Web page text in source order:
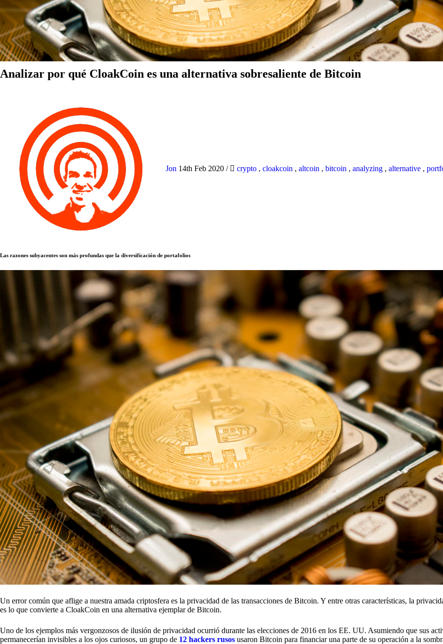
Analizar por qué CloakCoin es una alternativa sobresaliente de Bitcoin
Jon 14th Feb 2020 / crypto , cloakcoin , altcoin , bitcoin , analyzing , alternative ,
Las razones subyacentes son más profundas que la diversificación de portafolios
Un error común que aflige a nuestra amada criptosfera es la privacidad de las transacciones de Bitcoin. Y entre otras características, la
es lo que convierte a CloakCoin en una alternativa ejemplar de Bitcoin.
Uno de los ejemplos más vergonzosos de ilusión de privacidad ocurrió durante las elecciones de 2016 en los EE. UU. Asumiendo que sus
permanecerían invisibles a los ojos curiosos, un grupo de 12 hackers rusos usaron Bitcoin para financiar una parte de su operación a la